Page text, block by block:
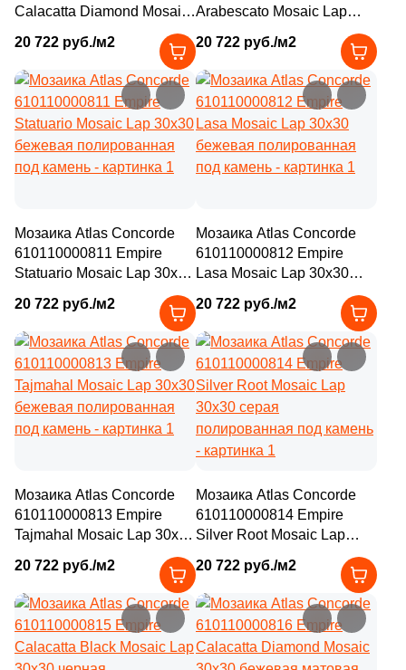
Calacatta Diamond Mosaic
полированная под камень
20 722 руб./м2
Arabescato Mosaic Lap
полированная под камень
20 722 руб./м2
Мозаика Atlas Concorde
610110000811 Empire
Statuario Mosaic Lap 30x30
бежевая полированная
под камень
20 722 руб./м2
Мозаика Atlas Concorde
610110000812 Empire
Lasa Mosaic Lap 30x30
бежевая полированная
под камень
20 722 руб./м2
Мозаика Atlas Concorde
610110000813 Empire
Tajmahal Mosaic Lap 30x30
бежевая полированная
под камень
20 722 руб./м2
Мозаика Atlas Concorde
610110000814 Empire
Silver Root Mosaic Lap
полированная под камень
20 722 руб./м2